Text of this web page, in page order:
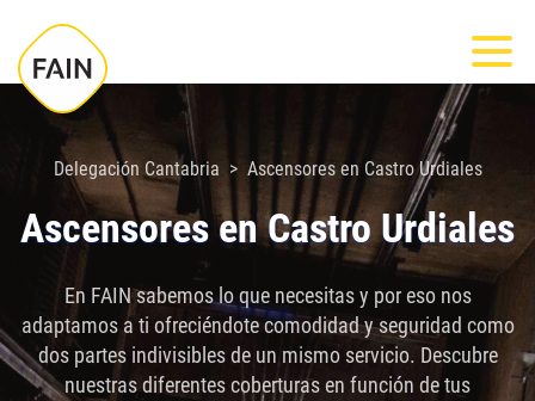
este
sitio
incluye
sistema
accesibilidad.
Delegación Cantabria Ascensores en Castro Urdiales
Ascensores en Castro Urdiales
En FAIN sabemos lo que necesitas y por eso nos
adaptamos a ti ofreciéndote comodidad y seguridad como
dos partes indivisibles de un mismo servicio. Descubre
nuestras diferentes coberturas en función de tus